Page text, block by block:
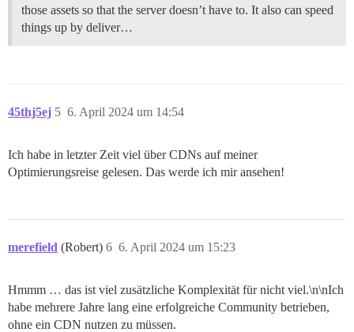
those assets so that the server doesn’t have to. It also can speed
things up by deliver…
45thj5ej 6. April 2024 um 14:54
5
Ich habe in letzter Zeit viel über CDNs auf meiner
Optimierungsreise gelesen. Das werde ich mir ansehen!
merefield (Robert) 6. April 2024 um 15:23
6
Hmmm … das ist viel zusätzliche Komplexität für nicht viel.\n\nIch
habe mehrere Jahre lang eine erfolgreiche Community betrieben,
ohne ein CDN nutzen zu müssen.